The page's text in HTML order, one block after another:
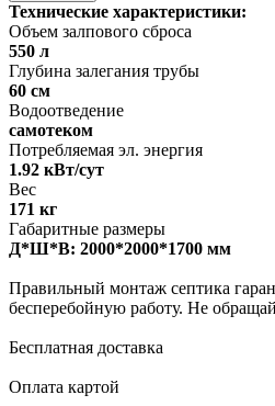
Технические характеристики:
Объем залпового сброса
550 л
Глубина залегания трубы
60 см
Водоотведение
самотеком
Потребляемая эл. энергия
1.92 кВт/сут
Вес
171 кг
Габаритные размеры
Д*Ш*В: 2000*2000*1700 мм
Правильный монтаж септика
бесперебойную работу. Не
Бесплатная доставка
Оплата картой